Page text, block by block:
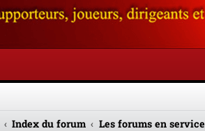
Index du forum Les forums en service